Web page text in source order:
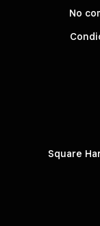
No
Square